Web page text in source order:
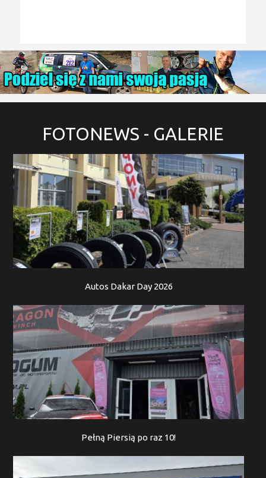
FOTONEWS - GALERIE
Autos Dakar Day 2026
Pełną Piersią po raz 10!